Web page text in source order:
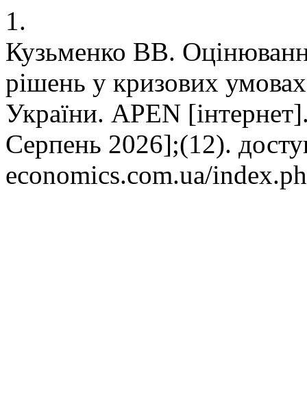
1.
Кузьменко ВВ.
рішень у кризових умовах
України. APEN
Серпень 2026];(12).
economics.com.ua/